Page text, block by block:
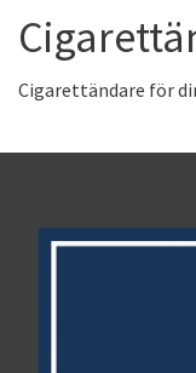
Cigarettändare för